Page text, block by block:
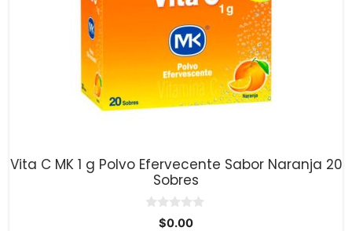
Vita C MK 1 g Polvo Efervecente Sabor Naranja 20
Sobres
$0.00